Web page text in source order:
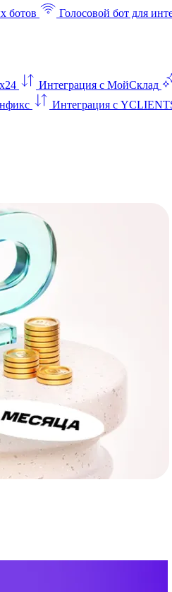
ботов Голосовой бот для
Интеграция с МойСклад
Интеграция с